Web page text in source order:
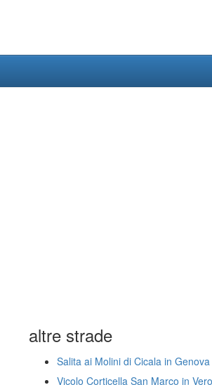
altre strade
Salita ai Molini di Cicala in Genova
Vicolo Corticella San Marco in